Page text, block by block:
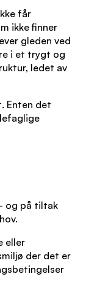
får
ikke finner
gleden ved
i et trygt og
ledet av
Enten det
og på tiltak
eller
der det er